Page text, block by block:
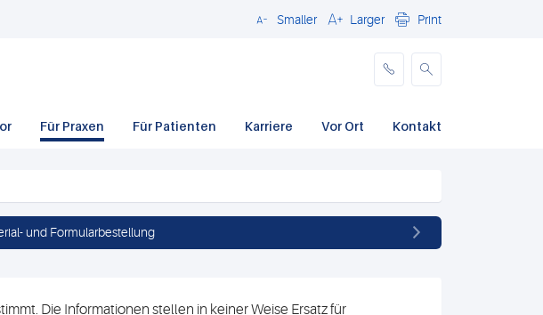
SchließenSmaller Larger Print
Für Praxen Für Patienten Karriere Vor Ort Kontakt
und Formularbestellung
Die Informationen stellen in keiner Weise Ersatz für